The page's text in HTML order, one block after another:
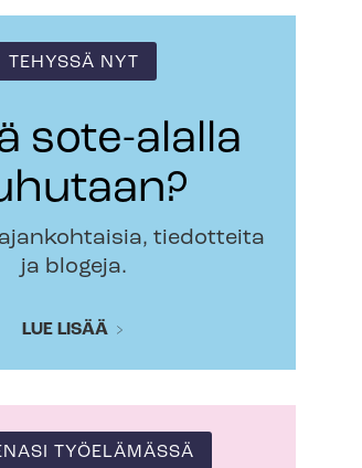
TEHYSSÄ NYT
sote-alalla
tiedotteita
ja blogeja.
LUE LISÄÄ
TYÖELÄMÄSSÄ